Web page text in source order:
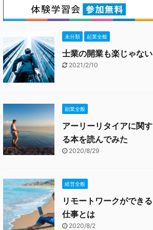
未分類 起業全般
士業の開業も楽じゃない
2021/2/10
副業全般
アーリーリタイアに関す
る本を読んでみた
2020/8/29
経営全般
リモートワークができる
仕事とは
2020/8/2